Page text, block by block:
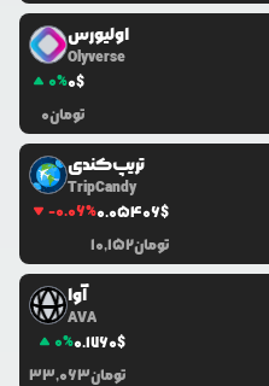
اولیورس
Olyverse
0%0$
0تومان
تریپ‌کندی
TripCandy
-0.06%0.05406$
10,152تومان
آوا
AVA
0%0.1760$
33,063تومان